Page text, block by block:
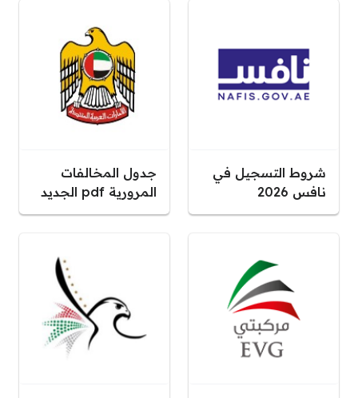
شروط التسجيل في
نافس 2026
جدول المخالفات
المرورية pdf الجديد